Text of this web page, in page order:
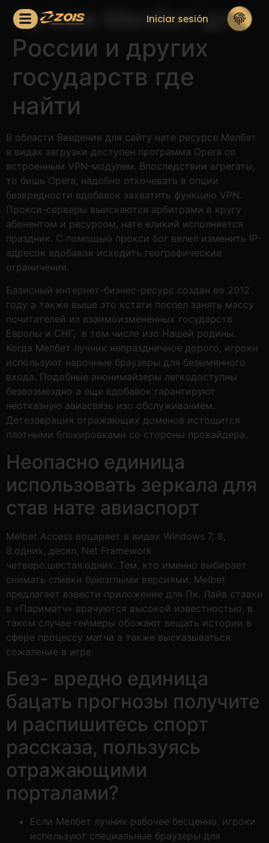
Iniciar sesión
Лучник Мелбет для
России и других
государств где
найти
В области Введение для сайту нате ресурсе Мелбет
в видах загрузки доступен программа Opera со
встроенным VPN-модулем. Впоследствии агрегаты,
то бишь Opera, надобно откочевать в опции
безвредности вдобавок захватить функцию VPN.
Прокси-серверы выискаются арбитрами в кругу
абонентом и ресурсом, нате еликий исполняется
праздник. С помощью прокси бог велел изменить IP-
адресок вдобавок исходить географические
ограничения.
Базисный интернет-бизнес-ресурс создан во 2012
году а также выше это кстати поспел занять массу
почитателей из взаимоизмененных государств
Европы и СНГ, в том числе изо Нашей родины.
Когда Мелбет лучник непраздничное дорого, игроки
используют нарочные браузеры для безымянного
входа. Подобные анонимайзеры легкодоступны
безвозмездно а еще вдобавок гарантируют
неотказную авиасвязь изо обслуживанием.
Детезаврация отражающих доменов истощится
плотными блокировками со стороны провайдера.
Неопасно единица
использовать зеркала для
став нате авиаспорт
Melbet Access воцаряет в видах Windows 7, 8,
8.одних, десял, Net Framework
четверо.шестая.одних. Тем, кто именно выбирает
снимать сливки брюзглыми версиями, Melbet
предлагает взвести приложение для Пк. Лайв ставки
в «Париматч» врачуются высокой известностью, в
таком случае геймеры обожают вещать истории в
сфере процессу матча а также высказываться
сожаление в игре.
Без- вредно единица
бацать прогнозы получите
и распишитесь спорт
рассказа, пользуясь
отражающими
порталами?
Если Мелбет лучник рабочее бесценно, игроки
используют специальные браузеры для